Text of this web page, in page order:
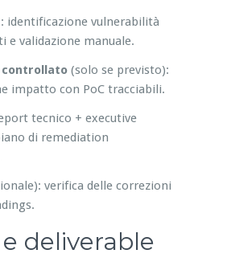
: identificazione vulnerabilità
e validazione manuale.
controllato(solo se previsto):
impatto con PoC tracciabili.
tecnico + executive
di remediation
verifica delle correzioni
deliverable